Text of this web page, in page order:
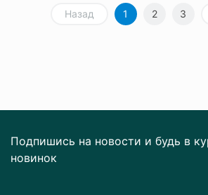
Назад 1 2 3
Подпишись на новости и будь в
новинок